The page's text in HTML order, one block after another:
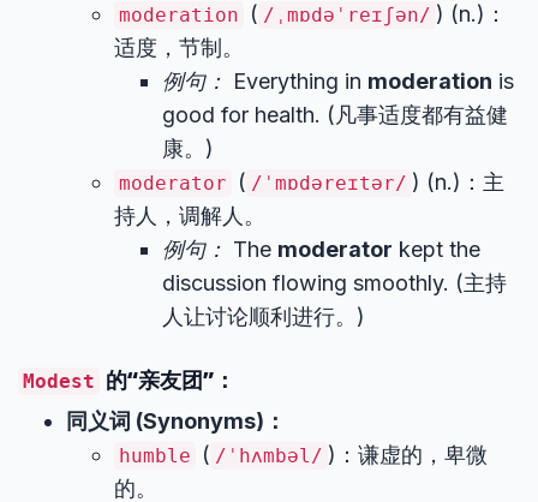
moderation ( /ˌmɒdəˈreɪʃən/ ) (n.)：
适度，节制。
例句： Everything in moderation is
good for health. (凡事适度都有益健
康。)
moderator ( /ˈmɒdəreɪtər/ ) (n.)：主
持人，调解人。
例句： The moderator kept the
discussion flowing smoothly. (主持
人让讨论顺利进行。)
Modest 的“亲友团”：
同义词 (Synonyms)：
humble ( /ˈhʌmbəl/ )：谦虚的，卑微
的。